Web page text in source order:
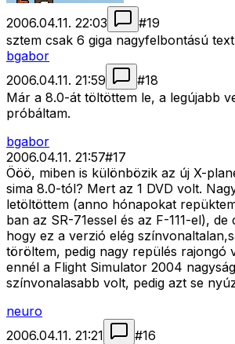
2006.04.11. 22:03 #19
sztem csak 6 giga nagyfelbontású
bgabor
2006.04.11. 21:59
#18
Már a 8.0-át töltöttem le, a legújabb
próbáltam.
bgabor
2006.04.11. 21:57#17
Ööö, miben is különbözik az új X-
sima 8.0-tól? Mert az 1 DVD volt.
letöltöttem (anno hónapokat
ban az SR-71essel és az F-111-el),
hogy ez a verzió elég
töröltem, pedig nagy repülés rajongó
ennél a Flight Simulator 2004
színvonalasabb volt, pedig azt se
neuro
2006.04.11. 21:21
#16